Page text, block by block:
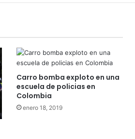
Carro bomba exploto en una
escuela de policias en
Colombia
enero 18, 2019